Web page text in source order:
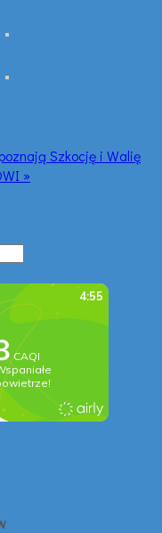
Szkocję i Walię
»